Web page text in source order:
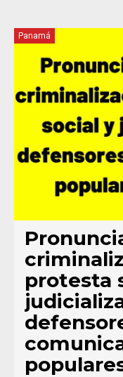
Panamá
protesta